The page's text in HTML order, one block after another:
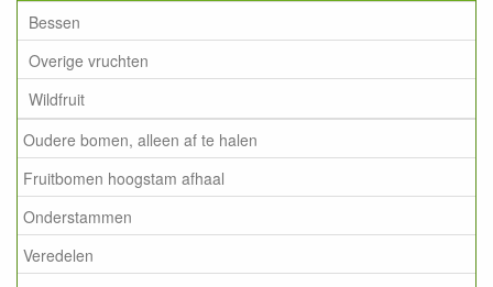
Bessen
Overige vruchten
Wildfruit
Oudere bomen, alleen af te halen
Fruitbomen hoogstam afhaal
Onderstammen
Veredelen